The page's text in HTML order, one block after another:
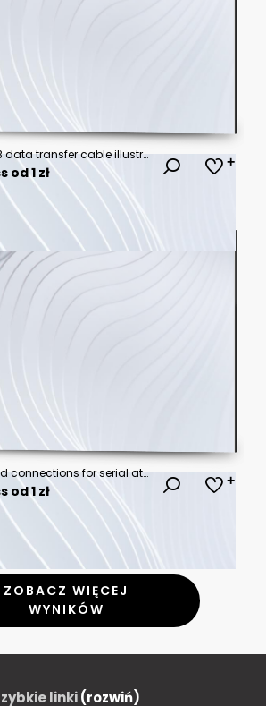
Black and blue USB data transfer cable illustration.
od 1 zł
Computer ports and connections for serial ata ps2 and db9 db25 connectors on transparent background
od 1 zł
ZOBACZ WIĘCEJ
WYNIKÓW
linki(rozwiń)